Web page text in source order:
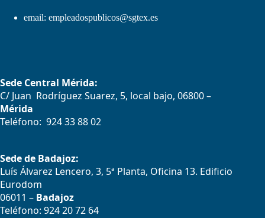
email: empleadospublicos@sgtex.es
Sede Central Mérida:
C/ Juan Rodríguez Suarez, 5, local bajo, 06800 –
Mérida
Teléfono: 924 33 88 02
Sede de Badajoz:
Luís Álvarez Lencero, 3, 5ª Planta, Oficina 13. Edificio
Eurodom
06011 – Badajoz
Teléfono: 924 20 72 64